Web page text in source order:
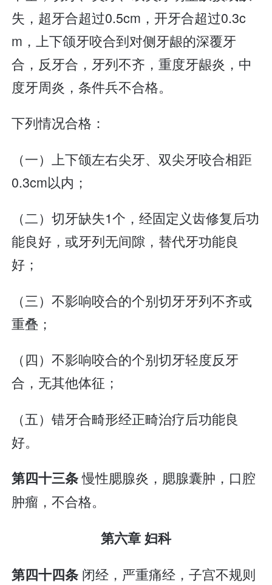
失，超牙合超过0.5cm，开牙合超过0.3c
m，上下颌牙咬合到对侧牙龈的深覆牙
合，反牙合，牙列不齐，重度牙龈炎，中
度牙周炎，条件兵不合格。
下列情况合格：
（一）上下颌左右尖牙、双尖牙咬合相距
0.3cm以内；
（二）切牙缺失1个，经固定义齿修复后功
能良好，或牙列无间隙，替代牙功能良
好；
（三）不影响咬合的个别切牙牙列不齐或
重叠；
（四）不影响咬合的个别切牙轻度反牙
合，无其他体征；
（五）错牙合畸形经正畸治疗后功能良
好。
第四十三条慢性腮腺炎，腮腺囊肿，口腔
肿瘤，不合格。
第六章 妇科
第四十四条 闭经，严重痛经，子宫不规则